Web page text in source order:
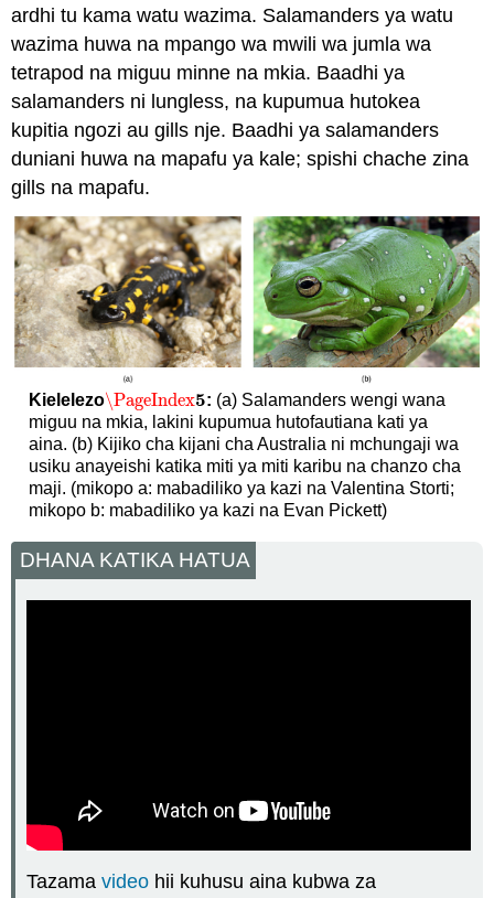
ardhi tu kama watu wazima. Salamanders ya watu
wazima huwa na mpango wa mwili wa jumla wa
tetrapod na miguu minne na mkia. Baadhi ya
salamanders ni lungless, na kupumua hutokea
kupitia ngozi au gills nje. Baadhi ya salamanders
duniani huwa na mapafu ya kale; spishi chache zina
gills na mapafu.
Kielelezo\PageIndex5
\PageIndex5: (a) Salamanders wengi wana
miguu na mkia, lakini kupumua hutofautiana kati ya
aina. (b) Kijiko cha kijani cha Australia ni mchungaji wa
usiku anayeishi katika miti ya miti karibu na chanzo cha
maji. (mikopo a: mabadiliko ya kazi na Valentina Storti;
mikopo b: mabadiliko ya kazi na Evan Pickett)
DHANA KATIKA HATUA
Tazamavideo hii kuhusu aina kubwa za